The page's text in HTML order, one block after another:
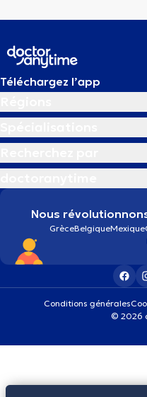
Téléchargez l’app
Nous
GrèceBelgiqueMexique
Conditions générales
© 2026